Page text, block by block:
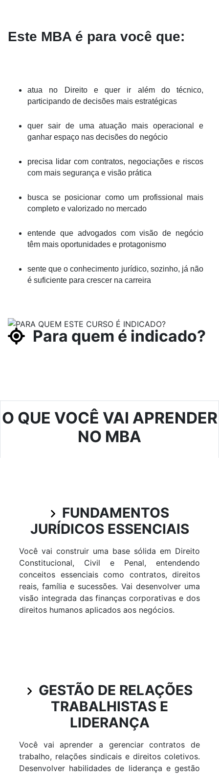
Para quem é indicado?
Este MBA é para você que:
atua no Direito e quer ir além do técnico,
participando de decisões mais estratégicas
quer sair de uma atuação mais operacional e
ganhar espaço nas decisões do negócio
precisa lidar com contratos, negociações e riscos
com mais segurança e visão prática
busca se posicionar como um profissional mais
completo e valorizado no mercado
entende que advogados com visão de negócio
têm mais oportunidades e protagonismo
sente que o conhecimento jurídico, sozinho, já não
é suficiente para crescer na carreira
O QUE VOCÊ VAI APRENDER
NO MBA
FUNDAMENTOS
JURÍDICOS ESSENCIAIS
Você vai construir uma base sólida em Direito
Constitucional, Civil e Penal, entendendo
conceitos essenciais como contratos, direitos
reais, família e sucessões. Vai desenvolver uma
visão integrada das finanças corporativas e dos
direitos humanos aplicados aos negócios.
GESTÃO DE RELAÇÕES
TRABALHISTAS E
LIDERANÇA
Você vai aprender a gerenciar contratos de
trabalho, relações sindicais e direitos coletivos.
Desenvolver habilidades de liderança e gestão